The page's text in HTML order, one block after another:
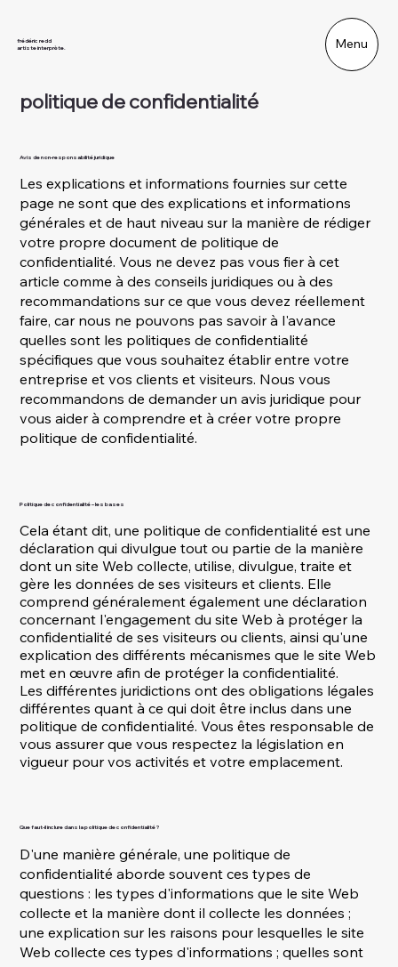
frédéric redd
artiste interprète.
Menu
politique de confidentialité
Avis de non-responsabilité juridique
Les explications et informations fournies sur cette
page ne sont que des explications et informations
générales et de haut niveau sur la manière de rédiger
votre propre document de politique de
confidentialité. Vous ne devez pas vous fier à cet
article comme à des conseils juridiques ou à des
recommandations sur ce que vous devez réellement
faire, car nous ne pouvons pas savoir à l'avance
quelles sont les politiques de confidentialité
spécifiques que vous souhaitez établir entre votre
entreprise et vos clients et visiteurs. Nous vous
recommandons de demander un avis juridique pour
vous aider à comprendre et à créer votre propre
politique de confidentialité.
Politique de confidentialité – les bases
Cela étant dit, une politique de confidentialité est une
déclaration qui divulgue tout ou partie de la manière
dont un site Web collecte, utilise, divulgue, traite et
gère les données de ses visiteurs et clients. Elle
comprend généralement également une déclaration
concernant l'engagement du site Web à protéger la
confidentialité de ses visiteurs ou clients, ainsi qu'une
explication des différents mécanismes que le site Web
met en œuvre afin de protéger la confidentialité.
Les différentes juridictions ont des obligations légales
différentes quant à ce qui doit être inclus dans une
politique de confidentialité. Vous êtes responsable de
vous assurer que vous respectez la législation en
vigueur pour vos activités et votre emplacement.
Que faut-il inclure dans la politique de confidentialité ?
D'une manière générale, une politique de
confidentialité aborde souvent ces types de
questions : les types d'informations que le site Web
collecte et la manière dont il collecte les données ;
une explication sur les raisons pour lesquelles le site
Web collecte ces types d'informations ; quelles sont